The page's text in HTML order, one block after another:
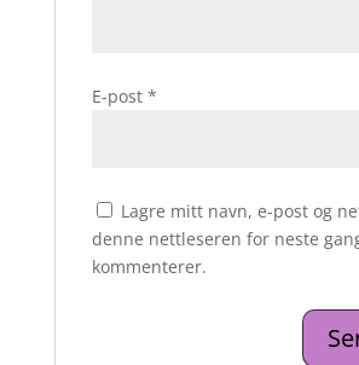
E-post *
Lagre mitt navn, e-post og
denne nettleseren for neste
kommenterer.